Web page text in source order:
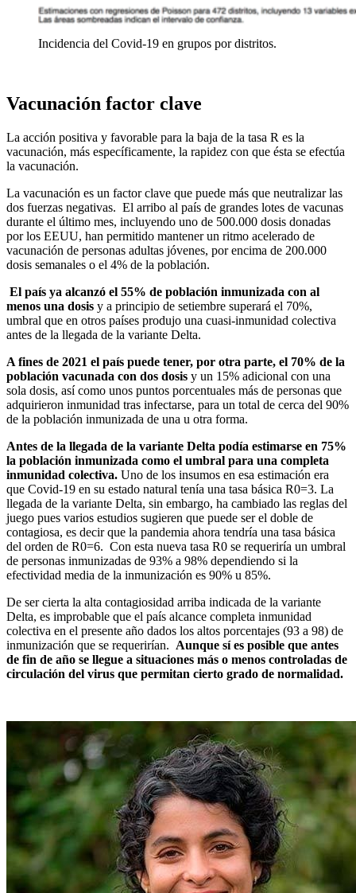
Incidencia del Covid-19 en grupos por distritos.
Vacunación factor clave
La acción positiva y favorable para la baja de la tasa R es la
vacunación, más específicamente, la rapidez con que ésta se efectúa
la vacunación.
La vacunación es un factor clave que puede más que neutralizar las
dos fuerzas negativas. El arribo al país de grandes lotes de vacunas
durante el último mes, incluyendo uno de 500.000 dosis donadas
por los EEUU, han permitido mantener un ritmo acelerado de
vacunación de personas adultas jóvenes, por encima de 200.000
dosis semanales o el 4% de la población.
El país ya alcanzó el 55% de población inmunizada con al
menos una dosis y a principio de setiembre superará el 70%,
umbral que en otros países produjo una cuasi-inmunidad colectiva
antes de la llegada de la variante Delta.
A fines de 2021 el país puede tener, por otra parte, el 70% de la
población vacunada con dos dosis y un 15% adicional con una
sola dosis, así como unos puntos porcentuales más de personas que
adquirieron inmunidad tras infectarse, para un total de cerca del 90%
de la población inmunizada de una u otra forma.
Antes de la llegada de la variante Delta podía estimarse en 75%
la población inmunizada como el umbral para una completa
inmunidad colectiva. Uno de los insumos en esa estimación era
que Covid-19 en su estado natural tenía una tasa básica R0=3. La
llegada de la variante Delta, sin embargo, ha cambiado las reglas del
juego pues varios estudios sugieren que puede ser el doble de
contagiosa, es decir que la pandemia ahora tendría una tasa básica
del orden de R0=6. Con esta nueva tasa R0 se requeriría un umbral
de personas inmunizadas de 93% a 98% dependiendo si la
efectividad media de la inmunización es 90% u 85%.
De ser cierta la alta contagiosidad arriba indicada de la variante
Delta, es improbable que el país alcance completa inmunidad
colectiva en el presente año dados los altos porcentajes (93 a 98) de
inmunización que se requerirían. Aunque sí es posible que antes
de fin de año se llegue a situaciones más o menos controladas de
circulación del virus que permitan cierto grado de normalidad.